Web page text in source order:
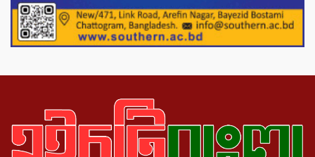
অস্ট্রেলিয়া একাদশের বিপক্ষে ব্যাটিং ধসের
দিনে মিরাজের অপরাজিত সেঞ্চুরি